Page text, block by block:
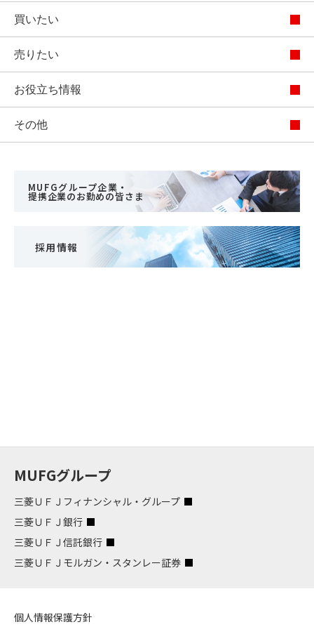
買いたい
売りたい
お役立ち情報
その他
MUFGグループ企業・
提携企業のお勤めの皆さま
採用情報
MUFGグループ
三菱ＵＦＪフィナンシャル・グループ
三菱ＵＦＪ銀行
三菱ＵＦＪ信託銀行
三菱ＵＦＪモルガン・スタンレー証券
個人情報保護方針